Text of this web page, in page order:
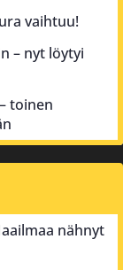
vaihtuu!
– nyt löytyi
toinen
nähnyt